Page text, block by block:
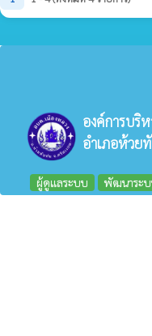
องค์การบริ
อำเภอห้วย
ผู้ดูแลระบบ พัฒนาระ